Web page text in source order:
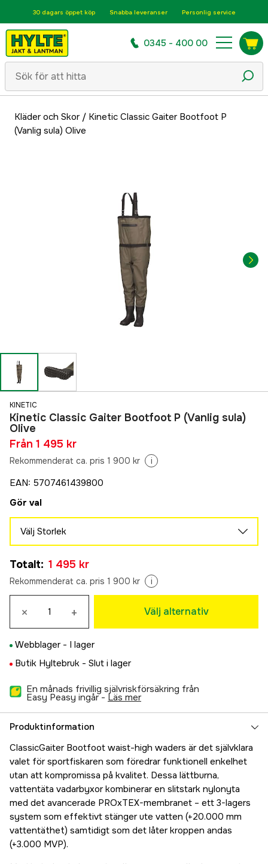
30 dagars öppet köp Snabba leveranser Personlig service
0345 - 400 00
Kläder och Skor/ Kinetic Classic Gaiter Bootfoot P
(Vanlig sula) Olive
KINETIC
Kinetic Classic Gaiter Bootfoot P (Vanlig sula)
Olive
Från 1 495 kr
Rekommenderat ca. pris 1 900 kr i
EAN: 5707461439800
Gör val
Välj Storlek
1 495 kr
Totalt: 1 495 kr
Rekommenderat ca. pris 1 900 kr i
× + Välj alternativ
Webblager - I lager
Butik Hyltebruk - Slut i lager
En månads frivillig självriskförsäkring från
Easy Peasy ingår - läs mer
Produktinformation
ClassicGaiter Bootfoot waist-high waders är det självklara
valet för sportfiskaren som föredrar funktionell enkelhet
utan att kompromissa på kvalitet. Dessa lättburna,
vattentäta vadarbyxor kombinerar en slitstark nylonyta
med det avancerade PROxTEX-membranet – ett 3-lagers
system som effektivt stänger ute vatten (+20.000 mm
vattentäthet) samtidigt som det låter kroppen andas
(+3.000 MVP).